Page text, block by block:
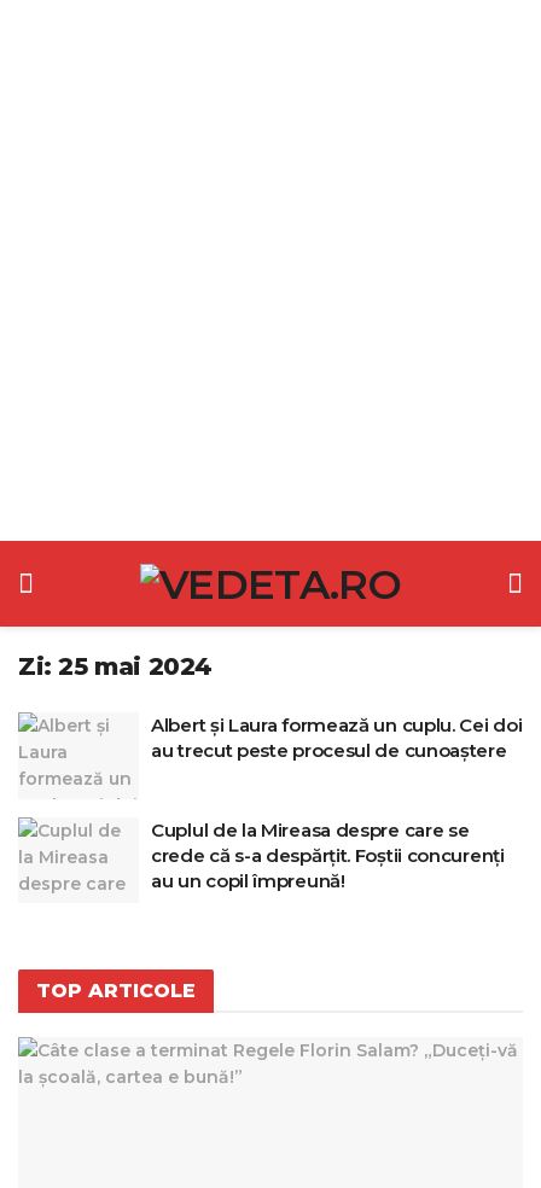
Zi:25 mai 2024
Albert și Laura formează un cuplu. Cei doi
au trecut peste procesul de cunoaștere
Cuplul de la Mireasa despre care se
crede că s-a despărțit. Foștii concurenți
au un copil împreună!
TOP ARTICOLE